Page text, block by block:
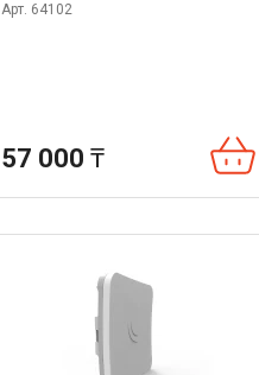
Арт. 64102
57 000 ₸